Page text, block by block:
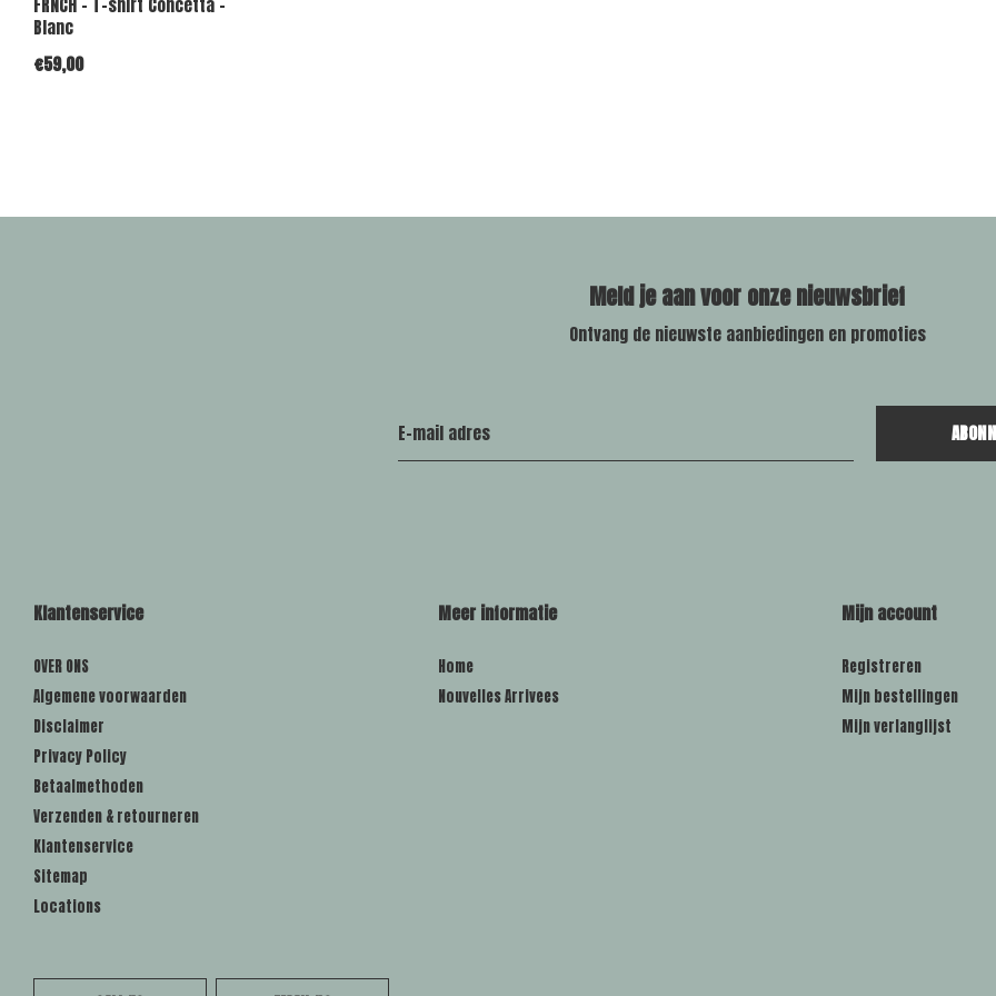
Blanc
€59,00
Meld je aan voor onze nieuwsbrief
Ontvang de nieuwste aanbiedingen en promoties
Klantenservice
OVER ONS
Algemene voorwaarden
Disclaimer
Privacy Policy
Betaalmethoden
Verzenden & retourneren
Klantenservice
Sitemap
Locations
Meer informatie
Home
Nouvelles Arrivees
Mijn account
Registreren
Mijn bestellingen
Mijn verlanglijst